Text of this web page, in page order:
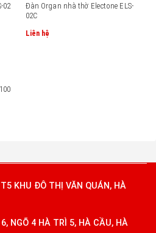
02
Đàn Organ nhà thờ Electone ELS-
02C
Liên hệ
KHU ĐÔ THỊ VĂN QUÁN, HÀ
6, NGÕ 4 HÀ TRÌ 5, HÀ CẦU, HÀ